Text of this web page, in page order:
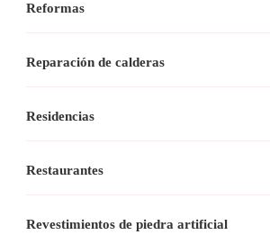
Reformas
Reparación de calderas
Residencias
Restaurantes
Revestimientos de piedra artificial